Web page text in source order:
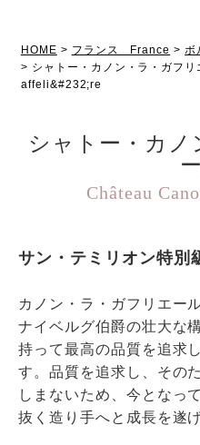
HOME フランス France
シャトー・カノン・ラ・ガフ
affeli&#232;re
シャトー・カノ
Château
サン・テミリオン特別
カノン・ラ・ガフリエー
ナイベルグ伯爵の壮大な
持って最高の品質を追求
す。品質を追求し、その
しまないため、今となっ
抜く造り手へと成長を遂